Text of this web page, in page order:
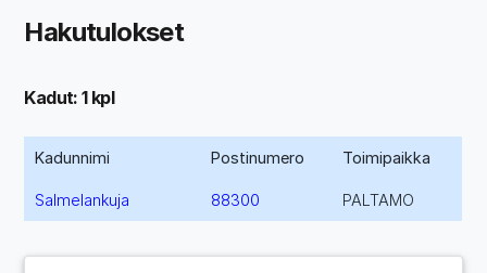
Hakutulokset
Kadut: 1 kpl
Kadunnimi Postinumero Toimipaikka
Salmelankuja 88300 PALTAMO